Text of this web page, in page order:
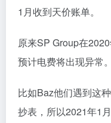
1月收到天价账单。
原来SP Group在
预计电费将出现异常。
比如Baz他们遇到这
抄表，所以2021年1